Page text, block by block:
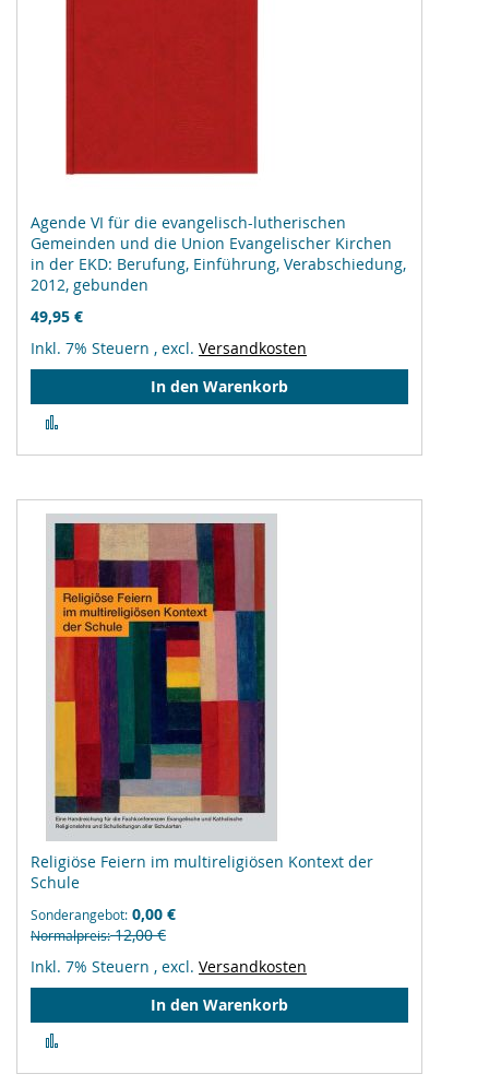
Agende VI für die evangelisch-lutherischen
Gemeinden und die Union Evangelischer Kirchen
in der EKD: Berufung, Einführung, Verabschiedung,
2012, gebunden
49,95 €
Inkl. 7% Steuern , excl. Versandkosten
In den Warenkorb
hinzufügen
Religiöse Feiern im multireligiösen Kontext der
Schule
Sonderangebot 0,00 €
Normalpreis 12,00 €
Inkl. 7% Steuern , excl. Versandkosten
In den Warenkorb
hinzufügen